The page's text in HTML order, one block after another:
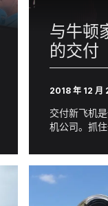
与牛顿
的交付
2018 年 12 月
交付新飞机
机公司。抓